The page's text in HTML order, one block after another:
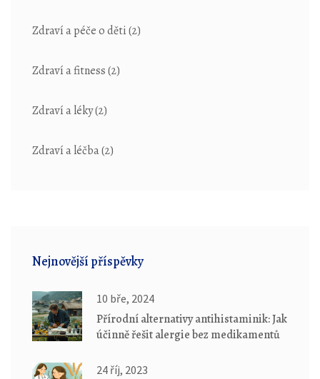
Zdraví a péče o děti(2)
Zdraví a fitness(2)
Zdraví a léky(2)
Zdraví a léčba(2)
Nejnovější příspěvky
10 bře, 2024
Přírodní alternativy antihistaminik: Jak
účinně řešit alergie bez medikamentů
24 říj, 2023